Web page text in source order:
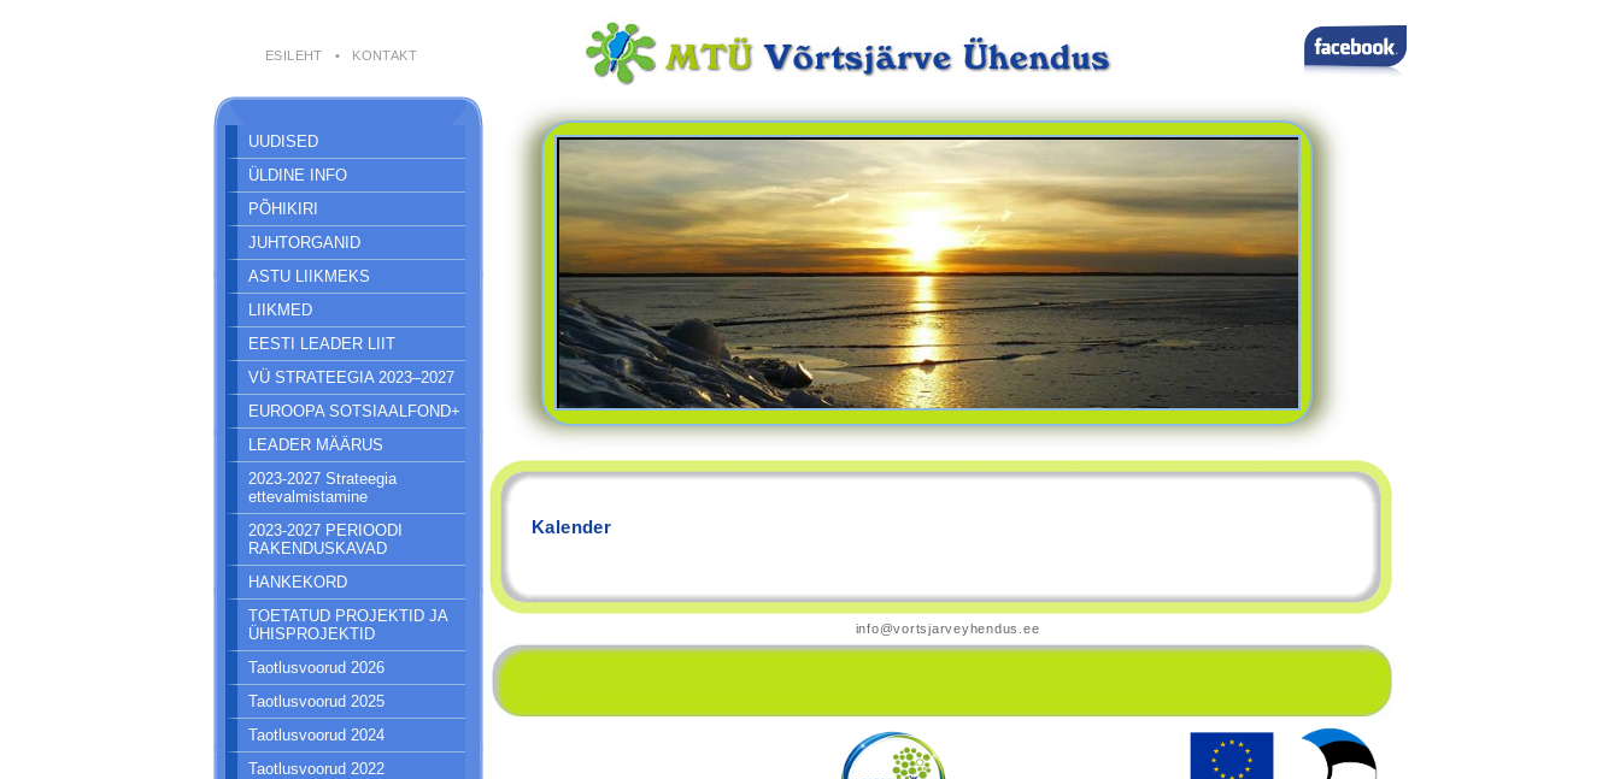
ESILEHT • KONTAKT
UUDISED
ÜLDINE INFO
PÕHIKIRI
JUHTORGANID
ASTU LIIKMEKS
LIIKMED
EESTI LEADER LIIT
VÜ STRATEEGIA 2023–2027
EUROOPA SOTSIAALFOND+
LEADER MÄÄRUS
2023-2027 Strateegia
ettevalmistamine
2023-2027 PERIOODI
RAKENDUSKAVAD
HANKEKORD
TOETATUD PROJEKTID JA
ÜHISPROJEKTID
Taotlusvoorud 2026
Taotlusvoorud 2025
Taotlusvoorud 2024
Taotlusvoorud 2022
Kalender
info@vortsjarveyhendus.ee